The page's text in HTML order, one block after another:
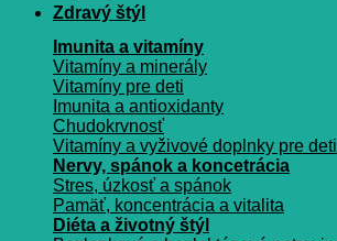
Zdravý štýl
Imunita a vitamíny
Vitamíny a minerály
Vitamíny pre deti
Imunita a antioxidanty
Chudokrvnosť
Vitamíny a vyživové doplnky pre deti
Nervy, spánok a koncetrácia
Stres, úzkosť a spánok
Pamäť, koncentrácia a vitalita
Diéta a životný štýl